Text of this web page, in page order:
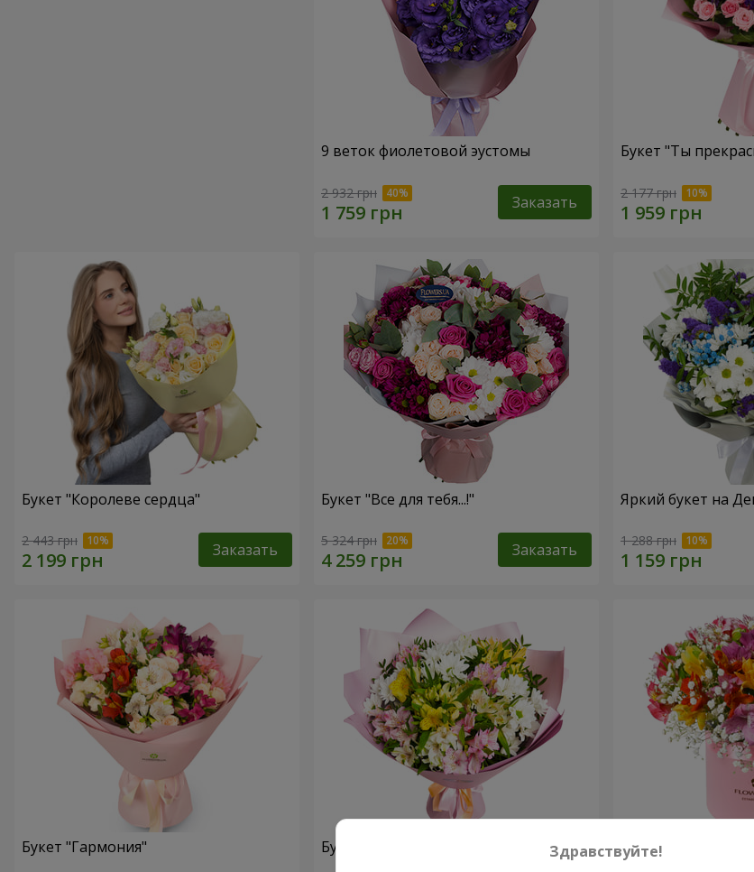
9 веток фиолетовой эустомы
2 932 грн Заказать
Букет "Ты
2 177 грн
Букет "Королеве сердца"
2 443 грн Заказать
Букет "Все для тебя...!"
5 324 грн Заказать
Яркий букет на
1 288 грн
Букет "Гармония" Букет цветов "Чудесное настроение" Цветы в коробке
Здравствуйте!